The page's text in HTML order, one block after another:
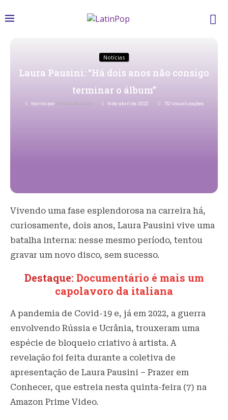
Notícias
Laura Pausini: “Há dois anos não consigo
terminar o álbum”
Escrito por Priscila Bertozzi 6 de abril de 2022 712 Visualizações
Vivendo uma fase esplendorosa na carreira há,
curiosamente, dois anos, Laura Pausini vive uma
batalha interna: nesse mesmo período, tentou
gravar um novo disco, sem sucesso.
Destaque: Documentário é mais um
capolavoro da italiana
A pandemia de Covid-19 e, já em 2022, a guerra
envolvendo Rússia e Ucrânia, trouxeram uma
espécie de bloqueio criativo à artista. A
revelação foi feita durante a coletiva de
apresentação de Laura Pausini – Prazer em
Conhecer, que estreia nesta quinta-feira (7) na
Amazon Prime Video.